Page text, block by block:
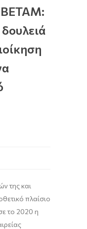
της και
πλαίσιο
το 2020 η